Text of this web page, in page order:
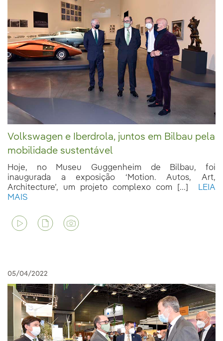
Volkswagen e Iberdrola, juntos em Bilbau pela
mobilidade sustentável
Hoje, no Museu Guggenheim de Bilbau, foi
inaugurada a exposição ‘Motion. Autos, Art,
Architecture’, um projeto complexo com [...]
LEIA
MAIS
05/04/2022